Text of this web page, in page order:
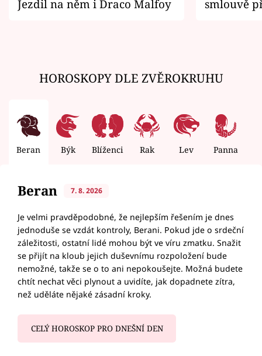
Jezdil na něm i Draco Malfoy
smlouvě
HOROSKOPY DLE ZVĚROKRUHU
Beran Býk Blíženci Rak Lev Panna
Beran 7. 8. 2026
Je velmi pravděpodobné, že nejlepším řešením je dnes
jednoduše se vzdát kontroly, Berani. Pokud jde o srdeční
záležitosti, ostatní lidé mohou být ve víru zmatku. Snažit
se přijít na kloub jejich duševnímu rozpoložení bude
nemožné, takže se o to ani nepokoušejte. Možná budete
chtít nechat věci plynout a uvidíte, jak dopadnete zítra,
než uděláte nějaké zásadní kroky.
CELÝ HOROSKOP PRO DNEŠNÍ DEN